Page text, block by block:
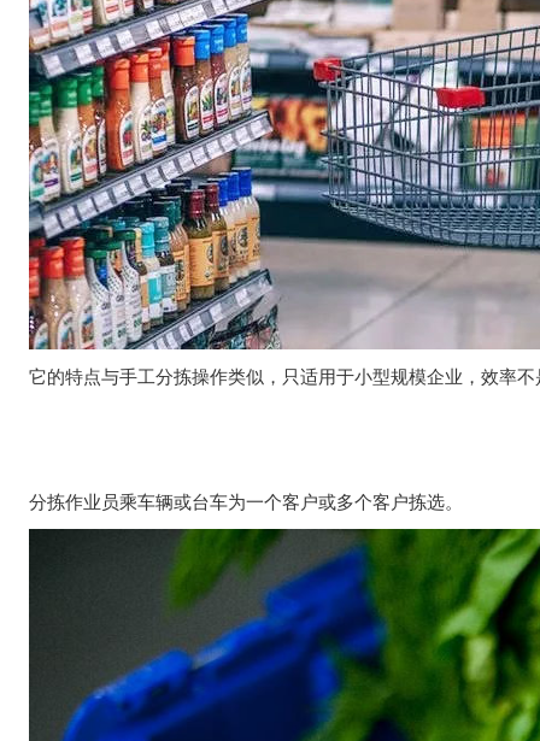
它的特点与手工分拣操作类似，只适用于小型规模企业，效率
分拣作业员乘车辆或台车为一个客户或多个客户拣选。